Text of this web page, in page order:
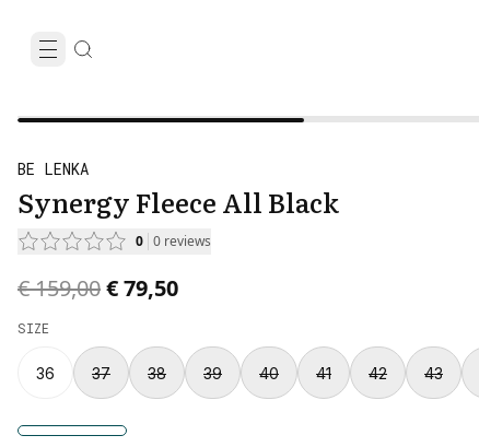
BE LENKA
Synergy Fleece All Black
0 0 reviews
Original price was € 159,00.
€ 159,00Current price is € 79,50.
€ 79,50
SIZE
36 37 38 39 40 41 42 43